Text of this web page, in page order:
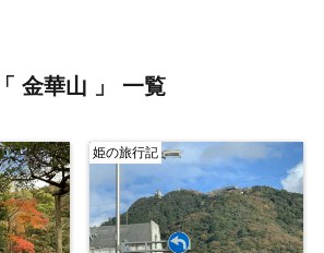
「 金華山 」 一覧
姫の旅行記